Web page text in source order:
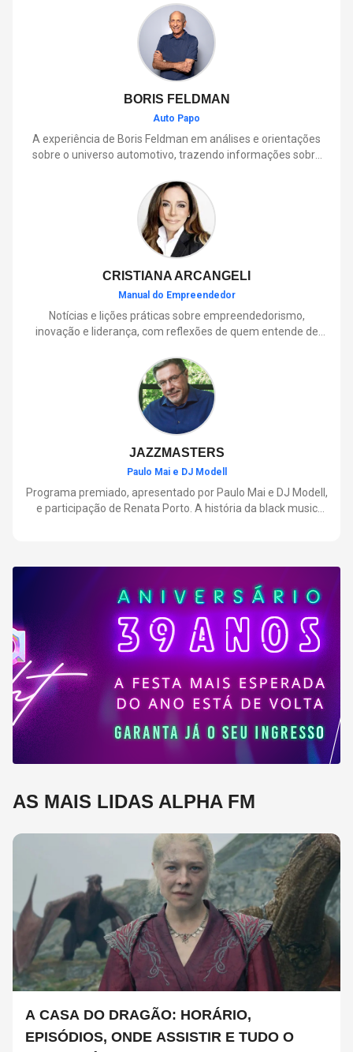
BORIS FELDMAN
Auto Papo
A experiência de Boris Feldman em análises e orientações
sobre o universo automotivo, trazendo informações sobre
que envolve o dia a dia dos motoristas.
CRISTIANA ARCANGELI
Manual do Empreendedor
Notícias e lições práticas sobre empreendedorismo,
inovação e liderança, com reflexões de quem entende de
JAZZMASTERS
Paulo Mai e DJ Modell
Programa premiado, apresentado por Paulo Mai e DJ Modell,
e participação de Renata Porto. A história da black music
AS MAIS LIDAS ALPHA FM
A CASA DO DRAGÃO: HORÁRIO,
EPISÓDIOS, ONDE ASSISTIR E TUDO O